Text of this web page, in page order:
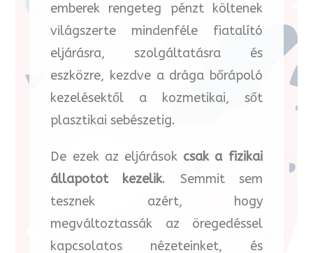
emberek rengeteg pénzt költenek
világszerte mindenféle fiatalító
eljárásra, szolgáltatásra és
eszközre, kezdve a drága bőrápoló
kezelésektől a kozmetikai, sőt
plasztikai sebészetig.
De ezek az eljárások csak a fizikai
állapotot kezelik. Semmit sem
tesznek azért, hogy
megváltoztassák az öregedéssel
kapcsolatos nézeteinket, és